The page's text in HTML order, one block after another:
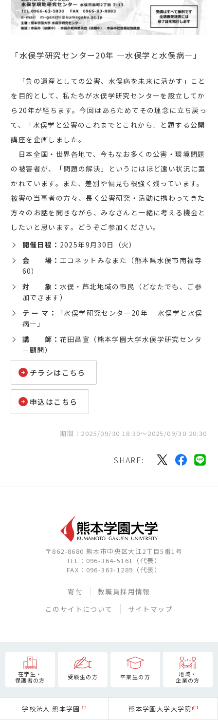
「⽔俣学研究センター20年 ―⽔俣学と⽔俣病―」
「負の遺産としての公害、⽔俣病を未来に活かす」こと
を⽬的として、私たちが⽔俣学研究センターを設⽴してか
ら20年が経ちます。今回はあらためてその理念に⽴ち戻っ
て、「⽔俣学と公害のこれまでとこれから」と題する公開
講座を企画しました。
⽇本全国・世界各地で、今もなお多くの公害・環境問題
の被害者が、「問題の解決」というにはほど遠い状況に置
かれています。また、差別や偏⾒も根強く残っています。
被害の当事者の⽅々、⻑く公害研究・活動に携わってきた
⽅々のお話を聞きながら、みなさんと⼀緒に考える機会と
したいと思います。どうぞご参加ください。
開催日程： 2025年9月30日（火）
会 場： エコネットみなまた（熊本県⽔俣市南福寺
60）
対 象： 水俣・芦北地域の市民（どなたでも、ご参
加できます）
テ ー マ：
「⽔俣学研究センター20年 ―⽔俣学と⽔俣
病―」
講 師： 花田昌宣（熊本学園大学水俣学研究センタ
ー顧問）
チラシはこちら
申込はこちら
期間：2025/09/30 18:30〜2025/09/30 20:30
SHARE:
〒862-8680 熊本市中央区大江2丁目5番1号
TEL：096-364-5161（代表）
FAX：096-363-1289（代表）
寄付
教職員採用情報
このサイトについて
サイトマップ
在学生・
保護者の方
受験生の方 卒業生の方
地域・
企業の方
学校法人 熊本学園 熊本学園大学大学院